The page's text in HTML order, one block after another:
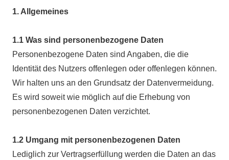
1. Allgemeines
1.1 Was sind personenbezogene Daten
Personenbezogene Daten sind Angaben, die die
Identität des Nutzers offenlegen oder offenlegen können.
Wir halten uns an den Grundsatz der Datenvermeidung.
Es wird soweit wie möglich auf die Erhebung von
personenbezogenen Daten verzichtet.
1.2 Umgang mit personenbezogenen Daten
Lediglich zur Vertragserfüllung werden die Daten an das